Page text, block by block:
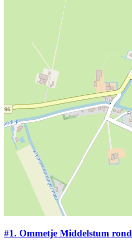
#1. Ommetje Middelstum rond